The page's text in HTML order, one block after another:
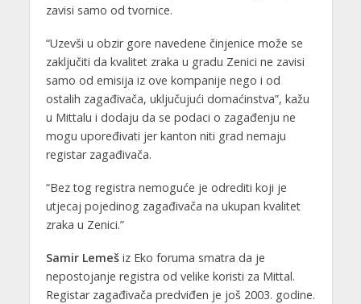
zavisi samo od tvornice.
“Uzevši u obzir gore navedene činjenice može se
zaključiti da kvalitet zraka u gradu Zenici ne zavisi
samo od emisija iz ove kompanije nego i od
ostalih zagađivača, uključujući domaćinstva”, kažu
u Mittalu i dodaju da se podaci o zagađenju ne
mogu upoređivati jer kanton niti grad nemaju
registar zagađivača.
“Bez tog registra nemoguće je odrediti koji je
utjecaj pojedinog zagađivača na ukupan kvalitet
zraka u Zenici.”
Samir Lemešiz Eko foruma smatra da je
nepostojanje registra od velike koristi za Mittal.
Registar zagađivača predviđen je još 2003. godine.